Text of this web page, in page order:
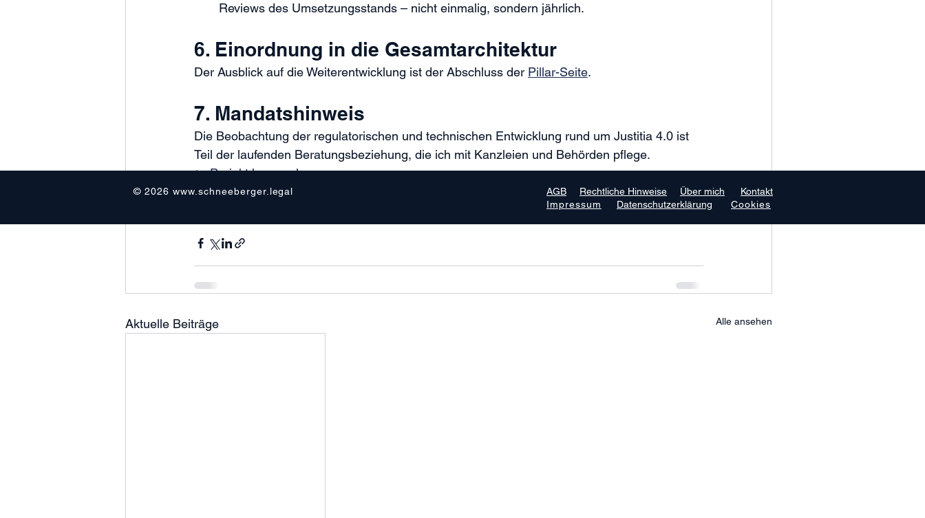
Reviews des Umsetzungsstands – nicht einmalig, sondern jährlich.
6. Einordnung in die Gesamtarchitektur
Der Ausblick auf die Weiterentwicklung ist der Abschluss der Pillar-Seite.
7. Mandatshinweis
Die Beobachtung der regulatorischen und technischen Entwicklung rund um Justitia 4.0 ist
Teil der laufenden Beratungsbeziehung, die ich mit Kanzleien und Behörden pflege.
► Projekt besprechen
justitia.swissE-ID Zukunft
Aktuelle Beiträge Alle ansehen
© 2026 www.schneeberger.legal AGB Rechtliche Hinweise
Über mich
Impressum
Datenschutzerklärung
Kontakt
Cookies